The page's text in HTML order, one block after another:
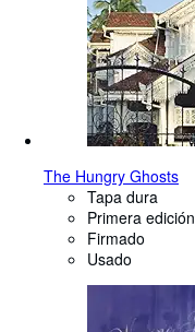
The Hungry Ghosts
Tapa dura
Primera edición
Firmado
Usado